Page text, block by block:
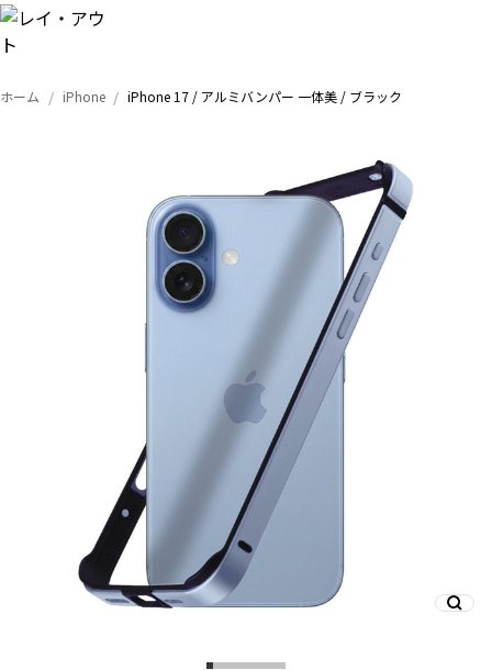
And More
ホーム iPhone iPhone 17 / アルミバンパー 一体美 / ブラック